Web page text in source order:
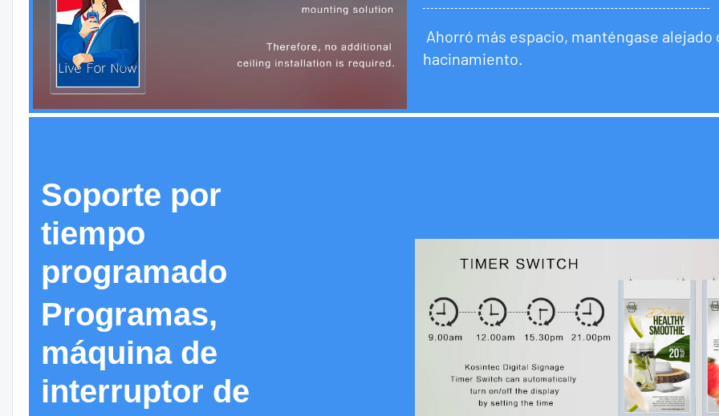
Ahorró más espacio, manténgase alejado
hacinamiento.
Soporte por
tiempo
programado
Programas,
máquina de
interruptor de